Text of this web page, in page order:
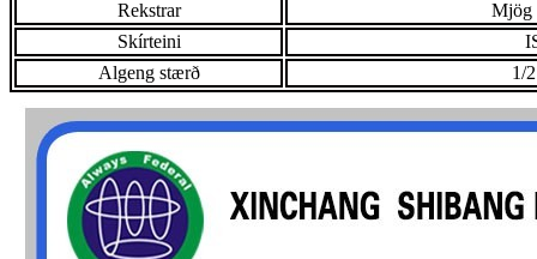
Rekstrar
Mjög
Skírteini
Algeng stærð
1/